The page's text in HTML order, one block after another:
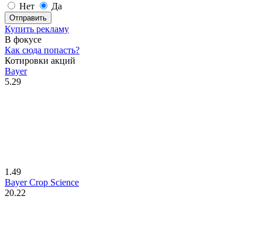
Нет
Да
Отправить
Купить рекламу
В фокусе
Как сюда попасть?
Котировки акций
Bayer
5.29
1.49
Bayer Crop Science
20.22